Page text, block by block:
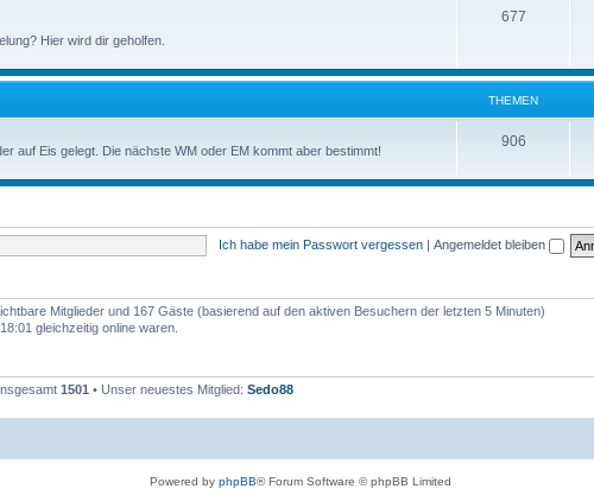
Hier wird dir geholfen.
677
THEMEN
auf Eis gelegt. Die nächste WM oder EM kommt aber bestimmt!
906
Ich habe mein Passwort vergessen | Angemeldet bleiben
Mitglieder und 167 Gäste (basierend auf den aktiven Besuchern der letzten 5 Minuten)
gleichzeitig online waren.
1501 • Unser neuestes Mitglied: Sedo88
Powered by phpBB® Forum Software © phpBB Limited